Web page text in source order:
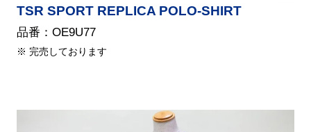
TSR SPORT REPLICA POLO-SHIRT
品番：OE9U77
※ 完売しております